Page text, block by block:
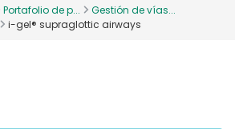
Deutschland
Sweden
Portafolio de p...
Gestión de vías...
i-gel® supraglottic airways